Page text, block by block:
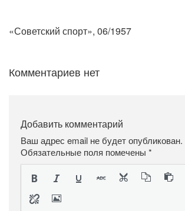
«Советский спорт», 06/1957
Комментариев нет
Добавить комментарий
Ваш адрес email не будет опубликован.
Обязательные поля помечены *